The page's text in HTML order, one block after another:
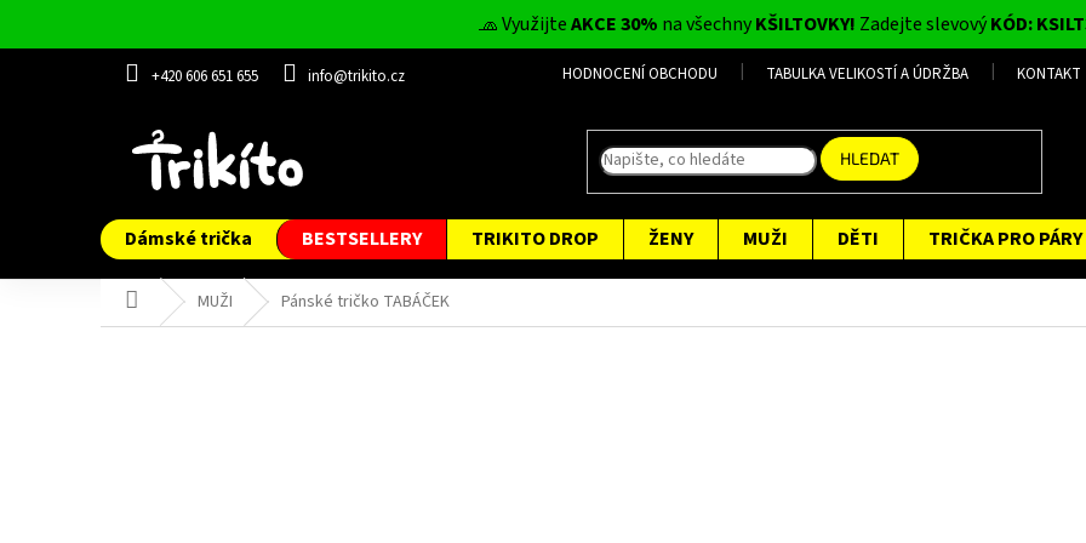
obsah
🧢 VyužijteAKCE 30% na všechnyKŠILTOVKY! Zadejte slevovýKÓD:
+420 606 651 655 info@trikito.cz HODNOCENÍ OBCHODU TABULKA VELIKOSTÍ A ÚDRŽBA KONTAKT
HLEDAT
Dámské trička BESTSELLERY TRIKITO DROP ŽENY MUŽI DĚTI TRIČKA PRO PÁRY
Domů MUŽI Pánské tričko TABÁČEK